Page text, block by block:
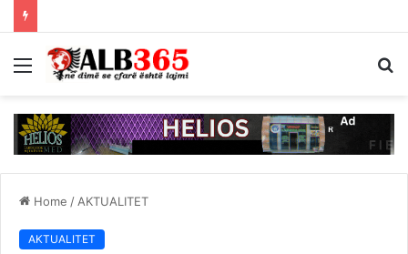
Menu
Home / AKTUALITET
AKTUALITET